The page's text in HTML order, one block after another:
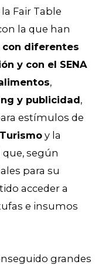
Fair Table
la que han
diferentes
y con el SENA
,
y publicidad,
estímulos de
y la
que, según
para su
acceder a
e insumos
grandes